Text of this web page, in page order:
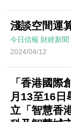
淺談空間運
今日信報 財經新聞
2024/04/12
「香港國際
月13至16日
立「智慧香